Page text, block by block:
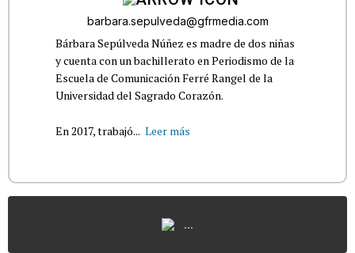
barbara.sepulveda@gfrmedia.com
Bárbara Sepúlveda Núñez es madre de dos niñas
y cuenta con un bachillerato en Periodismo de la
Escuela de Comunicación Ferré Rangel de la
Universidad del Sagrado Corazón.
En 2017, trabajó... Leer más
...